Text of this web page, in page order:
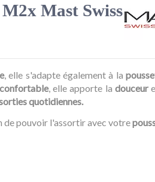
Mast Swiss
, elle s'adapte également à la
confortable, elle apporte ladouceur
quotidiennes.
de pouvoir l'assortir avec votre